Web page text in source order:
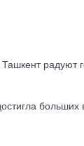
радуют